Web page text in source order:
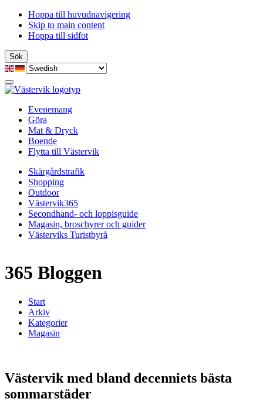
Hoppa till huvudnavigering
Skip to main content
Hoppa till sidfot
Sök
Öppna
menyn
Evenemang
Göra
Mat & Dryck
Boende
Flytta till Västervik
Skärgårdstrafik
Shopping
Outdoor
Västervik365
Secondhand- och loppisguide
Magasin, broschyrer och guider
Västerviks Turistbyrå
365 Bloggen
Start
Arkiv
Kategorier
Magasin
Västervik med bland decenniets bästa
sommarstäder